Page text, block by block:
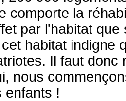
comporte la
par l'habitat
habitat indigne
Il faut
nous
enfants !